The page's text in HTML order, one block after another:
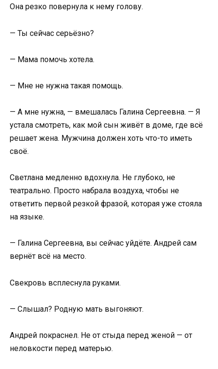
Она резко повернула к нему голову.
— Ты сейчас серьёзно?
— Мама помочь хотела.
— Мне не нужна такая помощь.
— А мне нужна, — вмешалась Галина Сергеевна. — Я
устала смотреть, как мой сын живёт в доме, где всё
решает жена. Мужчина должен хоть что-то иметь
своё.
Светлана медленно вдохнула. Не глубоко, не
театрально. Просто набрала воздуха, чтобы не
ответить первой резкой фразой, которая уже стояла
на языке.
— Галина Сергеевна, вы сейчас уйдёте. Андрей сам
вернёт всё на место.
Свекровь всплеснула руками.
— Слышал? Родную мать выгоняют.
Андрей покраснел. Не от стыда перед женой — от
неловкости перед матерью.